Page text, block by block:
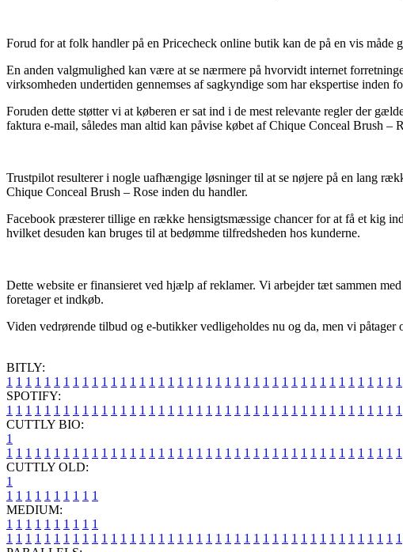
Forud for at folk handler på en Pricecheck online butik kan de på en vis måde
En anden valgmulighed kan være at se nærmere på hvorvidt internet
virksomheden undertiden gennemses af sagkyndige som har ekspertise
Foruden dette støtter vi at køberen er sat ind i de mest relevante regler der
faktura e-mail, således man altid kan påvise købet af Chique Conceal Brush
Trustpilot resulterer i nogle uafhængige løsninger til at se nøjere på en lang
Chique Conceal Brush – Rose inden du handler.
Facebook præsterer tillige en række hensigtsmæssige chancer for at få et kig
hvilket desuden kan bruges til at bedømme tilfredsheden hos kunderne.
Dette website er finansieret ved hjælp af reklamer. Vi arbejder tæt sammen
foretager et indkøb.
Viden vedrørende tilbud og e-butikker vedligeholdes nu og da, men vi
BITLY:
1 1 1 1 1 1 1 1 1 1 1 1 1 1 1 1 1 1 1 1 1 1 1 1 1 1 1 1 1 1 1 1 1 1 1 1 1 1 1 1 1 1
SPOTIFY:
1 1 1 1 1 1 1 1 1 1 1 1 1 1 1 1 1 1 1 1 1 1 1 1 1 1 1 1 1 1 1 1 1 1 1 1 1 1 1 1 1 1
CUTTLY BIO:
1
1 1 1 1 1 1 1 1 1 1 1 1 1 1 1 1 1 1 1 1 1 1 1 1 1 1 1 1 1 1 1 1 1 1 1 1 1 1 1 1 1 1
CUTTLY OLD:
1
1 1 1 1 1 1 1 1 1 1
MEDIUM:
1 1 1 1 1 1 1 1 1 1
1 1 1 1 1 1 1 1 1 1 1 1 1 1 1 1 1 1 1 1 1 1 1 1 1 1 1 1 1 1 1 1 1 1 1 1 1 1 1 1 1 1